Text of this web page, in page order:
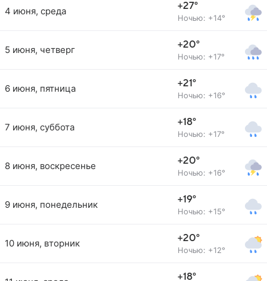
4 июня, среда +27°
Ночью: +14°
5 июня, четверг +20°
Ночью: +17°
6 июня, пятница +21°
Ночью: +16°
7 июня, суббота +18°
Ночью: +17°
8 июня, воскресенье +20°
Ночью: +16°
9 июня, понедельник +19°
Ночью: +15°
10 июня, вторник +20°
Ночью: +12°
+18°